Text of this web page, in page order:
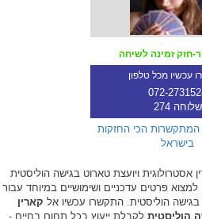
חזק זמינה לשיחה
עכשיו מכל טלפון
072-
שלוחה 274
הכי החזקות
בישראל
ויועצת טארוט בגישה הוליסטית
למצוא פרטים עדכניים ושימושיים במיוחד עבור
בגישה הוליסטית. התקשרו עכשיו אל קארין
הוליסטית לקבלת ייעוץ בכל תחום בחיים -